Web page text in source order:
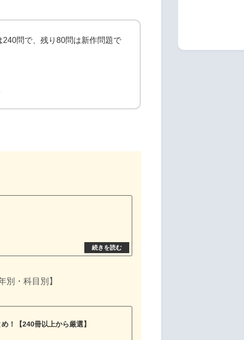
問で、残り80問は新作問題で
別・科目別】
！【240冊以上から厳選】